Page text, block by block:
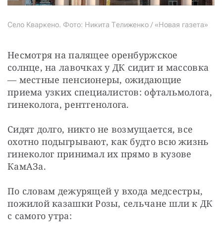
Село Кваркено. Фото: Никита Телиженко / «Новая газета»
Несмотря на палящее оренбуржское
солнце, на лавочках у ДК сидит и массовка
— местные пенсионеры, ожидающие
приема узких специалистов: офтальмолога,
гинеколога, рентгенолога.
Сидят долго, никто не возмущается, все
охотно подыгрывают, как будто всю жизнь
гинеколог принимал их прямо в кузове
КамАЗа.
По словам дежурящей у входа медсестры,
пожилой казашки Розы, сельчане шли к ДК
с самого утра: